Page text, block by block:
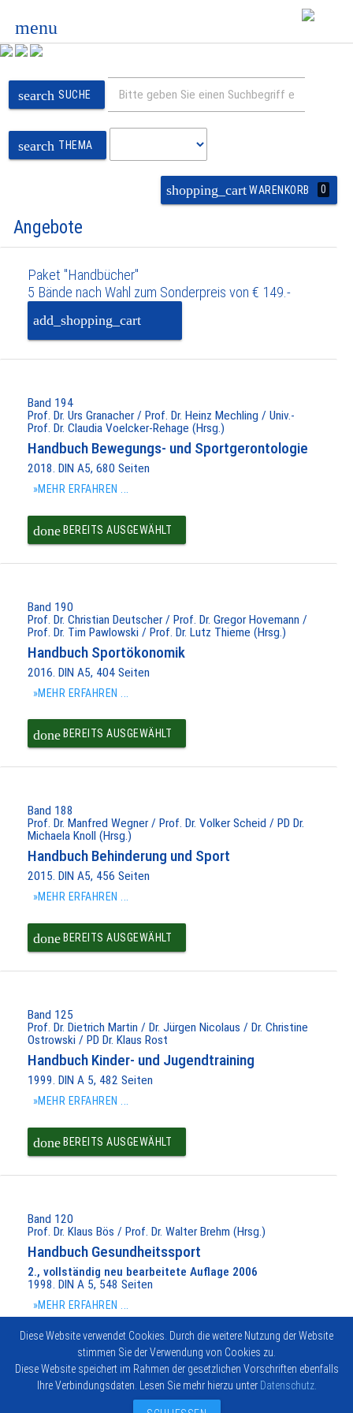
menu
search SUCHE
search THEMA
shopping_cartWARENKORB 0
Angebote
Paket "Handbücher"
5 Bände nach Wahl zum Sonderpreis von € 149.-
add_shopping_cart
Band 194
Prof. Dr. Urs Granacher / Prof. Dr. Heinz Mechling / Univ.-
Prof. Dr. Claudia Voelcker-Rehage (Hrsg.)
Handbuch Bewegungs- und Sportgerontologie
2018. DIN A5, 680 Seiten
»MEHR ERFAHREN ...
doneBEREITS AUSGEWÄHLT
Band 190
Prof. Dr. Christian Deutscher / Prof. Dr. Gregor Hovemann /
Prof. Dr. Tim Pawlowski / Prof. Dr. Lutz Thieme (Hrsg.)
Handbuch Sportökonomik
2016. DIN A5, 404 Seiten
»MEHR ERFAHREN ...
doneBEREITS AUSGEWÄHLT
Band 188
Prof. Dr. Manfred Wegner / Prof. Dr. Volker Scheid / PD Dr.
Michaela Knoll (Hrsg.)
Handbuch Behinderung und Sport
2015. DIN A5, 456 Seiten
»MEHR ERFAHREN ...
doneBEREITS AUSGEWÄHLT
Band 125
Prof. Dr. Dietrich Martin / Dr. Jürgen Nicolaus / Dr. Christine
Ostrowski / PD Dr. Klaus Rost
Handbuch Kinder- und Jugendtraining
1999. DIN A 5, 482 Seiten
»MEHR ERFAHREN ...
doneBEREITS AUSGEWÄHLT
Band 120
Prof. Dr. Klaus Bös / Prof. Dr. Walter Brehm (Hrsg.)
Handbuch Gesundheitssport
2., vollständig neu bearbeitete Auflage 2006
1998. DIN A 5, 548 Seiten
»MEHR ERFAHREN ...
BEREITS AUSGEWÄHLT
Impressum Vertrag widerrufen
© 2026
Kontakt
Diese Website verwendet Cookies. Durch die weitere Nutzung der Website
stimmen Sie der Verwendung von Cookies zu.
Diese Website speichert im Rahmen der gesetzlichen Vorschriften ebenfalls
Ihre Verbindungsdaten. Lesen Sie mehr hierzu unter Datenschutz.